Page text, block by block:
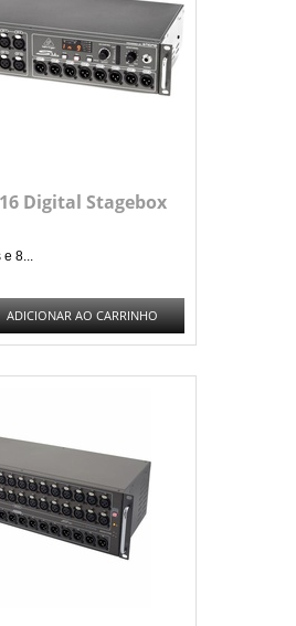
Digital Stagebox
e 8...
ADICIONAR AO CARRINHO